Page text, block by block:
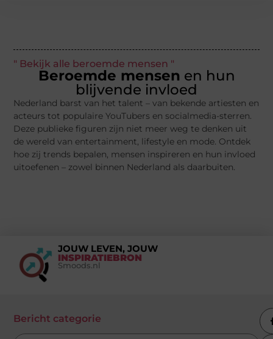
" Bekijk alle beroemde mensen "
Beroemde mensen en hun
blijvende invloed
Nederland barst van het talent – van bekende artiesten en
acteurs tot populaire YouTubers en socialmedia-sterren.
Deze publieke figuren zijn niet meer weg te denken uit
de wereld van entertainment, lifestyle en mode. Ontdek
hoe zij trends bepalen, mensen inspireren en hun invloed
uitoefenen – zowel binnen Nederland als daarbuiten.
JOUW LEVEN, JOUW
INSPIRATIEBRON
Smoods.nl
Bericht categorie